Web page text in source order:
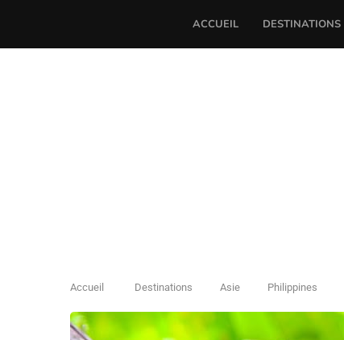
ACCUEIL DESTINATIONS
Accueil Destinations Asie Philippines